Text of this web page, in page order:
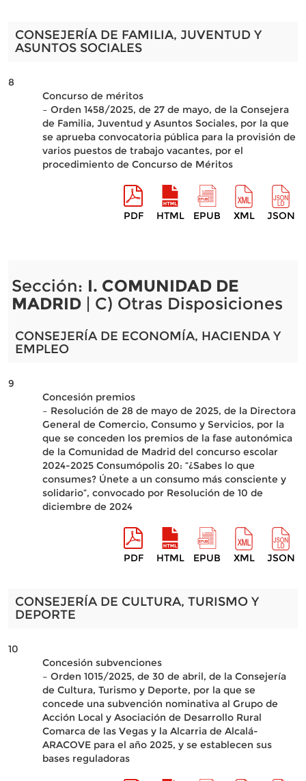
CONSEJERÍA DE FAMILIA, JUVENTUD Y
ASUNTOS SOCIALES
8
Concurso de méritos
– Orden 1458/2025, de 27 de mayo, de la Consejera
de Familia, Juventud y Asuntos Sociales, por la que
se aprueba convocatoria pública para la provisión de
varios puestos de trabajo vacantes, por el
procedimiento de Concurso de Méritos
PDF HTML EPUB XML JSON
Sección: I. COMUNIDAD DE
MADRID| C) Otras Disposiciones
CONSEJERÍA DE ECONOMÍA, HACIENDA Y
EMPLEO
9
Concesión premios
– Resolución de 28 de mayo de 2025, de la Directora
General de Comercio, Consumo y Servicios, por la
que se conceden los premios de la fase autonómica
de la Comunidad de Madrid del concurso escolar
2024-2025 Consumópolis 20: “¿Sabes lo que
consumes? Únete a un consumo más consciente y
solidario”, convocado por Resolución de 10 de
diciembre de 2024
PDF HTML EPUB XML JSON
CONSEJERÍA DE CULTURA, TURISMO Y
DEPORTE
10
Concesión subvenciones
– Orden 1015/2025, de 30 de abril, de la Consejería
de Cultura, Turismo y Deporte, por la que se
concede una subvención nominativa al Grupo de
Acción Local y Asociación de Desarrollo Rural
Comarca de las Vegas y la Alcarria de Alcalá-
ARACOVE para el año 2025, y se establecen sus
bases reguladoras